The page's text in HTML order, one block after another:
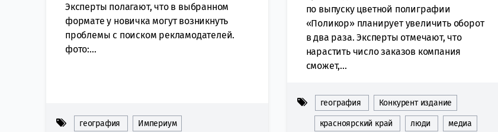
Эксперты полагают, что в выбранном
формате у новичка могут возникнуть
проблемы с поиском рекламодателей.
фото:...
география Империум
по выпуску цветной полиграфии
«Поликор» планирует увеличить оборот
в два раза. Эксперты отмечают, что
нарастить число заказов компания
сможет,...
география Конкурент издание
красноярский край люди медиа